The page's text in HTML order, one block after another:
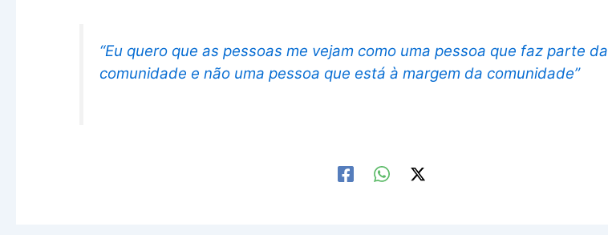
“Eu quero que as pessoas me vejam como uma pessoa que faz parte da
comunidade e não uma pessoa que está à margem da comunidade”